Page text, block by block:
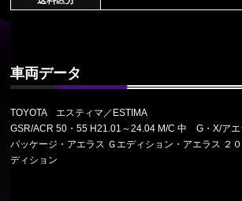
車両データ
TOYOTA エスティマ／ESTIMA
GSR/ACR 50・55 H21.01～24.04 M/C 中 G・X/アエ
パッケージ・アエラス Ｇエディション・アエラス ２
ディション